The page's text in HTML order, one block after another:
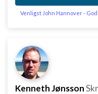
Venligst John Hannover -
Kenneth Jønsson